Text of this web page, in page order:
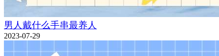
男人戴什么手串最养人
2023-07-29